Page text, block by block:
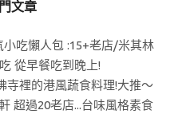
文章
吃懶人包 :15+老店/米其林
從早餐吃到晚上!
寺裡的港風蔬食料理!大推～
超過20老店...台味風格素食